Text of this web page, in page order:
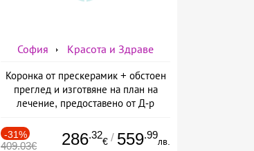
София Красота и Здраве
Коронка от прескерамик + обстоен
преглед и изготвяне на план на
лечение, предоставено от Д-р
-31%
409.03€ 286.32
€ / 559.99
лв.